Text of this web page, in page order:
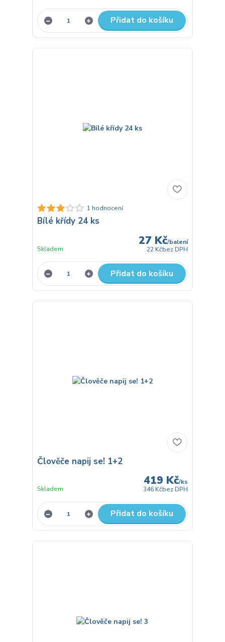
Přidat do košíku
1 hodnocení
Bílé křídy 24 ks
27 Kč/balení
22 Kčbez DPH
Skladem
Přidat do košíku
Člověče napij se! 1+2
419 Kč/ks
346 Kčbez DPH
Skladem
Přidat do košíku